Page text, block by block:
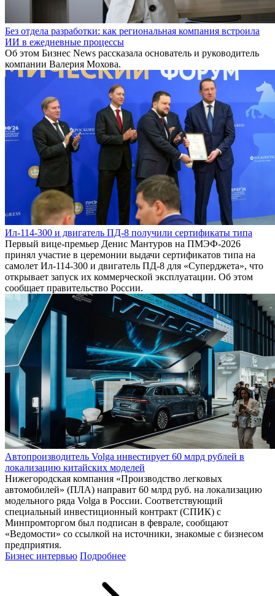
Без отдела разработки: как региональная компания встроила
ИИ в ежедневные процессы
Об этом Бизнес News рассказала основатель и руководитель
компании Валерия Мохова.
Ил-114-300 и двигатель ПД-8 получили сертификаты типа
Первый вице-премьер Денис Мантуров на ПМЭФ-2026
принял участие в церемонии выдачи сертификатов типа на
самолет Ил-114-300 и двигатель ПД-8 для «Суперджета», что
открывает запуск их коммерческой эксплуатации. Об этом
сообщает правительство России.
Автопроизводитель Volga инвестирует 60 млрд рублей в
локализацию китайских моделей
Нижегородская компания «Производство легковых
автомобилей» (ПЛА) направит 60 млрд руб. на локализацию
модельного ряда Volga в России. Соответствующий
специальный инвестиционный контракт (СПИК) с
Минпромторгом был подписан в феврале, сообщают
«Ведомости» со ссылкой на источники, знакомые с бизнесом
предприятия.
Бизнес интервью Подробнее